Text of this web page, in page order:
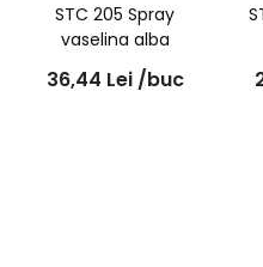
STC 205 Spray
vaselina alba
36,44 Lei /buc